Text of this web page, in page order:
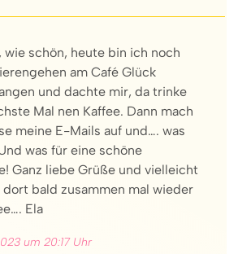
wie schön, heute bin ich noch
am Café Glück
und dachte mir, da trinke
Mal nen Kaffee. Dann mach
meine E-Mails auf und…. was
was für eine schöne
Ganz liebe Grüße und vielleicht
bald zusammen mal wieder
Ela
um 20:17 Uhr